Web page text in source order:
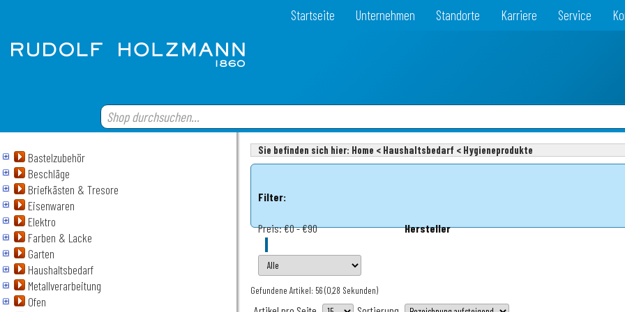
Startseite Unternehmen Standorte Karriere Service
Bastelzubehör
Beschläge
Briefkästen & Tresore
Eisenwaren
Elektro
Farben & Lacke
Garten
Haushaltsbedarf
Metallverarbeitung
Ofen
Sie befinden sich hier: Home < Haushaltsbedarf < Hygieneprodukte
Filter:
Preis:€0 - €90 Hersteller
Gefundene Artikel: 56(0,28 Sekunden)